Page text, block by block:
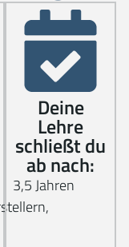
Deine
Lehre
schließt du
ab nach:
3,5 Jahren